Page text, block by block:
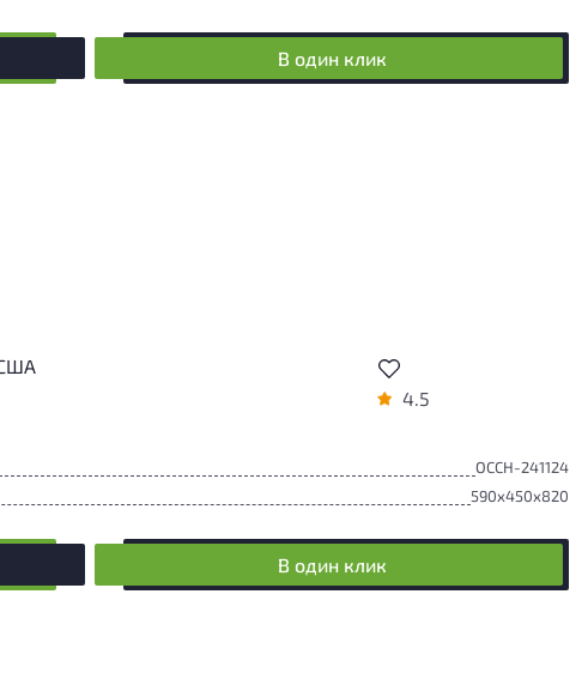
В один клик
4.5
ОССН-241124
590x450x820
В один клик